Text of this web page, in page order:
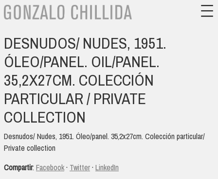
DESNUDOS/ NUDES, 1951.
ÓLEO/PANEL. OIL/PANEL.
35,2X27CM. COLECCIÓN
PARTICULAR / PRIVATE
COLLECTION
Desnudos/ Nudes, 1951. Óleo/panel. 35,2x27cm. Colección particular/
Private collection
Compartir: Facebook· Twitter· LinkedIn